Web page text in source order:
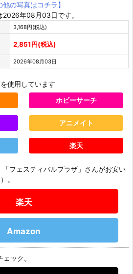
他の写真はコチラ】
2026年08月03日です。
3,168円(税込)
2,851円(税込)
2026年08月03日
使用しています
ホビーサーチ
アニメイト
楽天
「フェスティバルプラザ」さんがお安い
。
楽天
Amazon
ック。